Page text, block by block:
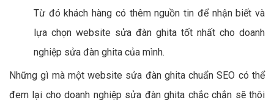
Từ đó khách hàng có thêm nguồn tin để nhận biết và
lựa chọn website sửa đàn ghita tốt nhất cho doanh
nghiệp sửa đàn ghita của mình.
Những gì mà một website sửa đàn ghita chuẩn SEO có thể
đem lại cho doanh nghiệp sửa đàn ghita chắc chắn sẽ thôi